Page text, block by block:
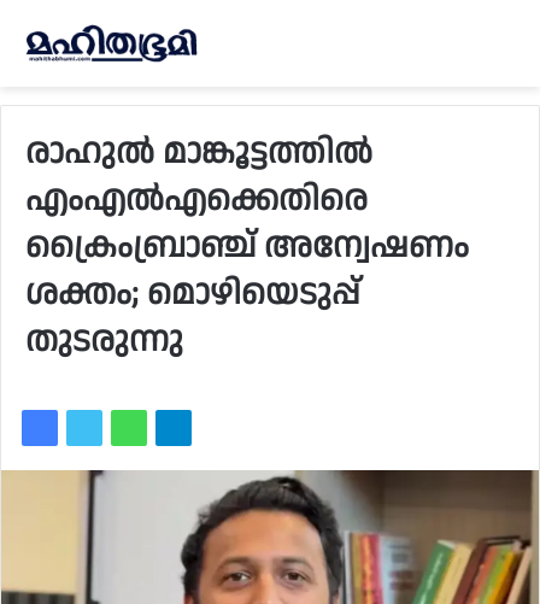
രാഹുല്‍ മാങ്കൂട്ടത്തില്‍
എംഎല്‍എക്കെതിരെ
ക്രൈംബ്രാഞ്ച് അന്വേഷണം
ശക്തം; മൊഴിയെടുപ്പ്
തുടരുന്നു